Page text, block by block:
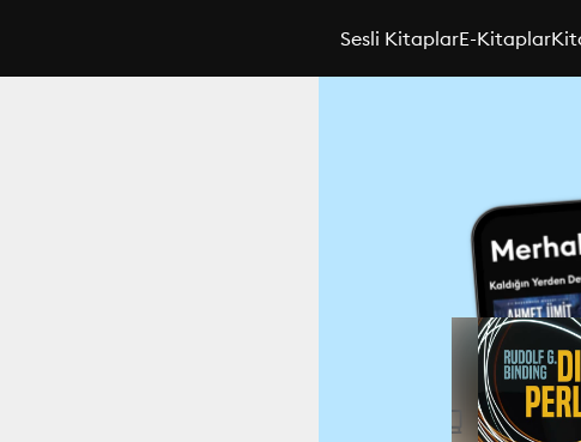
Sesli KitaplarE-Kitaplar